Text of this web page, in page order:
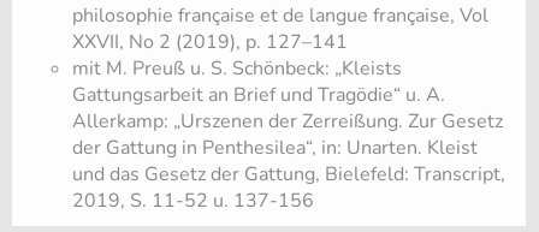
philosophie française et de langue française, Vol
XXVII, No 2 (2019), p. 127–141
mit M. Preuß u. S. Schönbeck: „Kleists
Gattungsarbeit an Brief und Tragödie“ u. A.
Allerkamp: „Urszenen der Zerreißung. Zur Gesetz
der Gattung in Penthesilea“, in: Unarten. Kleist
und das Gesetz der Gattung, Bielefeld: Transcript,
2019, S. 11-52 u. 137-156